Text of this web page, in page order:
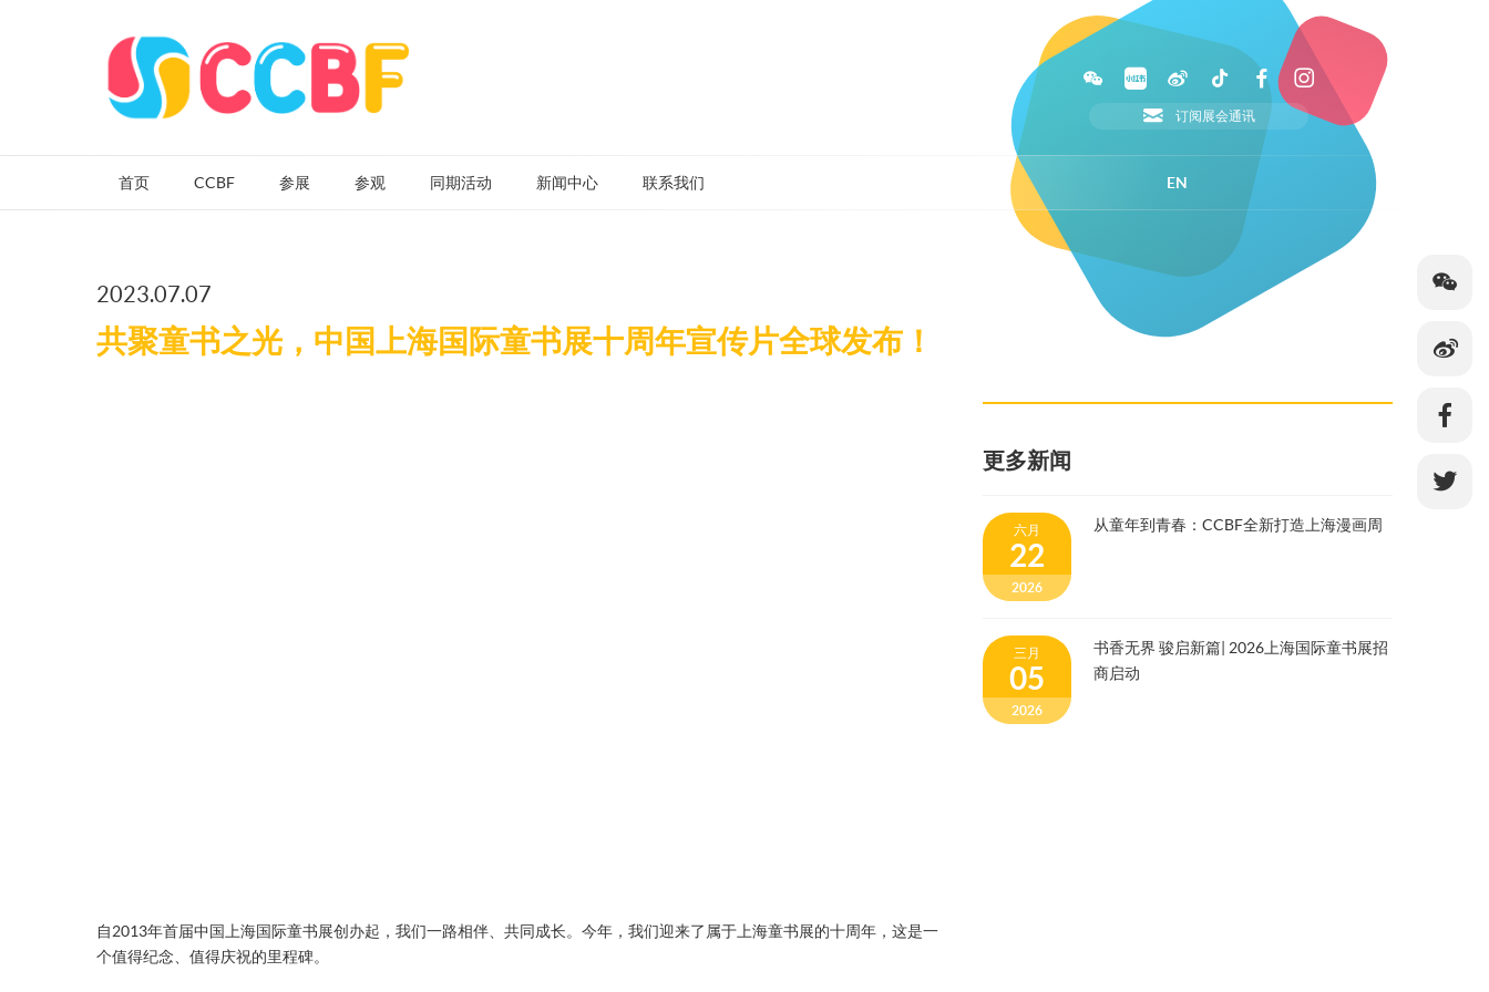
订阅展会通讯
首页 CCBF 参展 参观 同期活动 新闻中心 联系我们 EN
2023.07.07
共聚童书之光，中国上海国际童书展十周年宣传片全球发布！
自2013年首届中国上海国际童书展创办起，我们一路相伴、共同成长。今年，我们迎来了属于上海童书展的十周年，这是一
个值得纪念、值得庆祝的里程碑。
更多新闻
六月
22
2026
从童年到青春：CCBF全新打造上海漫画周
三月
05
2026
书香无界 骏启新篇| 2026上海国际童书展招
商启动